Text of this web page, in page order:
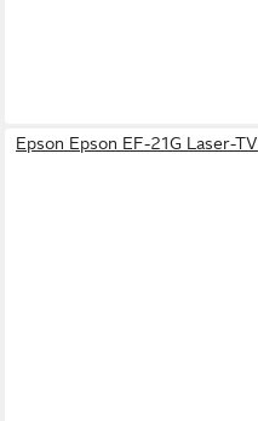
Epson Epson EF-21G Laser-TV